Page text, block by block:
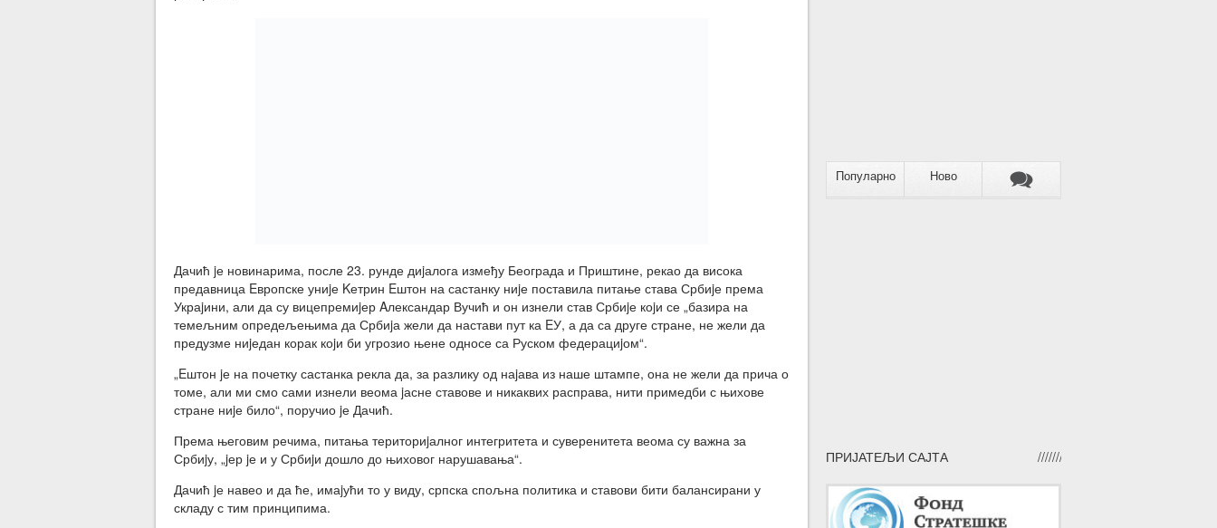
Дачић jе новинарима, после 23. рунде диjалога између Београда и Приштине, рекао да висока
предавница Eвропске униjе Kетрин Eштон на састанку ниjе поставила питање става Србиjе према
Украjини, али да су вицепремиjер Aлександар Вучић и он изнели став Србиjе коjи се „базира на
темељним опредељењима да Србиjа жели да настави пут ка EУ, а да са друге стране, не жели да
предузме ниjедан корак коjи би угрозио њене односе са Руском федерациjом“.
„Eштон jе на почетку састанка рекла да, за разлику од наjава из наше штампе, она не жели да прича о
томе, али ми смо сами изнели веома jасне ставове и никаквих расправа, нити примедби с њихове
стране ниjе било“, поручио jе Дачић.
Према његовим речима, питања териториjалног интегритета и суверенитета веома су важна за
Србиjу, „jер jе и у Србиjи дошло до њиховог нарушавања“.
Дачић jе навео и да ће, имаjући то у виду, српска спољна политика и ставови бити балансирани у
складу с тим принципима.
Популарно Ново
ПРИЈАТЕЉИ САЈТА